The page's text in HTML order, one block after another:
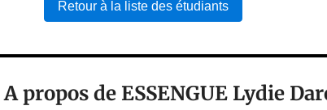
Retour à la liste des étudiants
A propos de ESSENGUE Lydie